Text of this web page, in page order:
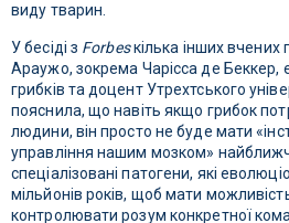
виду тварин.
У бесіді з Forbesкілька інших вчених
Араужо, зокрема Чарісса де Беккер,
грибків та доцент Утрехтського
пояснила, що навіть якщо грибок
людини, він просто не буде мати
управління нашим мозком»
спеціалізовані патогени, які
мільйонів років, щоб мати
контролювати розум конкретної